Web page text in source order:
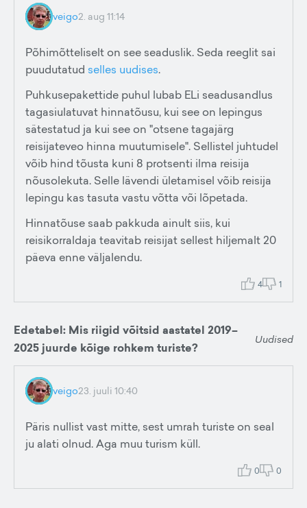
veigo2. aug 11:14
Põhimõtteliselt on see seaduslik. Seda reeglit sai
puudutatud selles uudises.
Puhkusepakettide puhul lubab ELi seadusandlus
tagasiulatuvat hinnatõusu, kui see on lepingus
sätestatud ja kui see on "otsene tagajärg
reisijateveo hinna muutumisele". Sellistel juhtudel
võib hind tõusta kuni 8 protsenti ilma reisija
nõusolekuta. Selle lävendi ületamisel võib reisija
lepingu kas tasuta vastu võtta või lõpetada.
Hinnatõuse saab pakkuda ainult siis, kui
reisikorraldaja teavitab reisijat sellest hiljemalt 20
päeva enne väljalendu.
4 1
Edetabel: Mis riigid võitsid aastatel 2019–
2025 juurde kõige rohkem turiste?
Uudised
veigo23. juuli 10:40
Päris nullist vast mitte, sest umrah turiste on seal
ju alati olnud. Aga muu turism küll.
0 0